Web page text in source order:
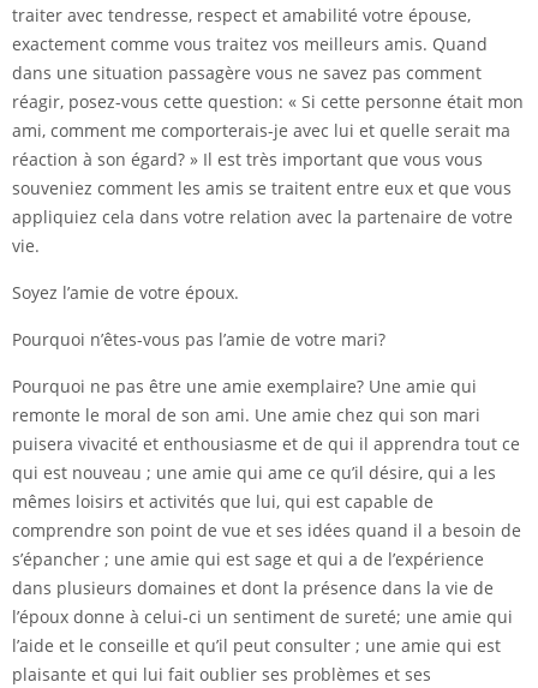
traiter avec tendresse, respect et amabilité votre épouse,
exactement comme vous traitez vos meilleurs amis. Quand
dans une situation passagère vous ne savez pas comment
réagir, posez-vous cette question: « Si cette personne était mon
ami, comment me comporterais-je avec lui et quelle serait ma
réaction à son égard? » Il est très important que vous vous
souveniez comment les amis se traitent entre eux et que vous
appliquiez cela dans votre relation avec la partenaire de votre
vie.
Soyez l’amie de votre époux.
Pourquoi n’êtes-vous pas l’amie de votre mari?
Pourquoi ne pas être une amie exemplaire? Une amie qui
remonte le moral de son ami. Une amie chez qui son mari
puisera vivacité et enthousiasme et de qui il apprendra tout ce
qui est nouveau ; une amie qui ame ce qu’il désire, qui a les
mêmes loisirs et activités que lui, qui est capable de
comprendre son point de vue et ses idées quand il a besoin de
s’épancher ; une amie qui est sage et qui a de l’expérience
dans plusieurs domaines et dont la présence dans la vie de
l’époux donne à celui-ci un sentiment de sureté; une amie qui
l’aide et le conseille et qu’il peut consulter ; une amie qui est
plaisante et qui lui fait oublier ses problèmes et ses